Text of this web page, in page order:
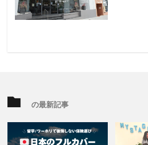
の最新記事